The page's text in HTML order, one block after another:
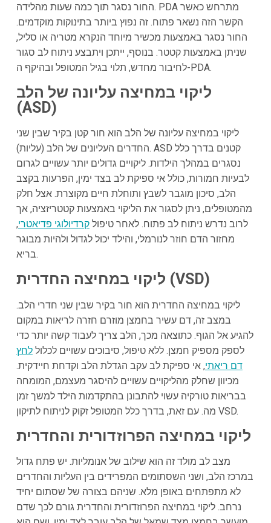
החור נסגר תוך כמה שעות מהלידה. PDA מתרחש כאשר
הקשר הזה נשאר פתוח. זה נפוץ ביותר בתינוקות מוקדמים.
החור נסגר באמצעות מכשיר מיוחד הנקרא מטריה או סליל,
שניתן באמצעות קטטר. בנוסף, ייתכן ויתבצע ניתוח לב סגור
לחיבור מחדש, תלוי בגיל המטופל ובהיקף ה-PDA.
ליקוי במחיצה עליונה של הלב
(ASD)
ליקוי במחיצה עליונה של הלב הוא חור קטן בקיר שבין שני
החדרים העליונים של הלב (עליות). ASD קטנים בדרך כלל
נסגרים במהלך הילדות. ליקויים גדולים יותר עשויים לגרום
לבעיות חמורות, כולל אי ספיקת לב בצד ימין, הפרעות בקצב
הלב, סיכון מוגבר לשבץ ותוחלת חיים מקוצרת. אצל חלק
מהמטופלים, ניתן לסגור את הליקוי באמצעות קטטריזציה, אך
לרוב נדרש ניתוח לב פתוח. לאחר טיפולקרדיולוגי פדיאטרי,
מחזור הדם חוזר לנורמלי, והילד יכול לגדול ולהיות מבוגר
בריא.
ליקוי במחיצה החדרית (VSD)
ליקוי במחיצה החדרית הוא חור בקיר שבין שני חדרי הלב.
במצב זה, דם עשיר בחמצן מוזרם חזרה לריאות במקום
להגיע אל הגוף. כתוצאה מכך, הלב צריך לעבוד קשה יותר כדי
לספק מספיק חמצן. ללא טיפול, סיבוכים עשויים לכלוללחץ
דם ריאתי, אי ספיקת לב עקב הגדלת הלב וקדחת חיידקית.
מכיוון שחלק מהליקויים עשויים להיסגר מעצמם, המומחה
בבריאות טורקיה עשוי להתבונן בהתקדמות הילד למשך זמן
מה. עם זאת, בדרך כלל המטופל זקוק לניתוח לתיקון VSD.
ליקוי במחיצה הפרוזדורית והחדרית
מצב לב מולד זה הוא שילוב של אנומליות. יש פתח גדול
במרכז הלב, ושני השסתומים המפרידים בין העליות והחדרים
לא מתפתחים באופן מלא. שניהם בצורה של שסתום יחיד
נרחב. ליקוי במחיצה הפרוזדורית והחדרית גורם לכך שדם